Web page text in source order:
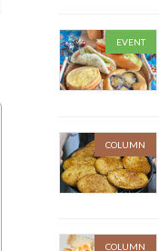
EVENT
COLUMN
COLUMN